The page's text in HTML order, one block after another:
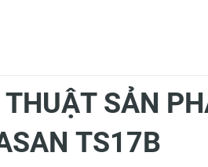
SẢN
TS17B